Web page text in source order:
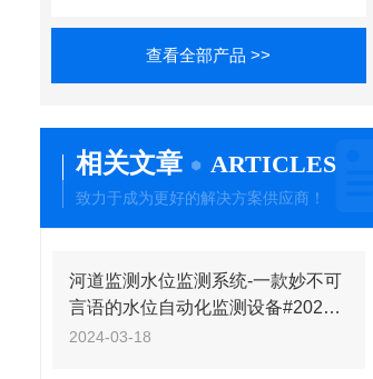
查看全部产品 >>
相关文章 ARTICLES
致力于成为更好的解决方案供应商！
河道监测水位监测系统-一款妙不可
言语的水位自动化监测设备#2024
已更新
2024-03-18